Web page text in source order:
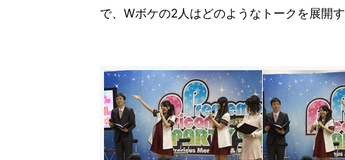
で、Wボケの2人はどのようなトークを展開